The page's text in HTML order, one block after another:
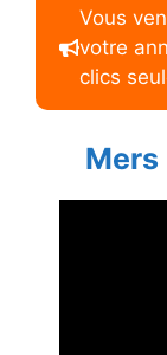
Vous
votre
clics
Mers